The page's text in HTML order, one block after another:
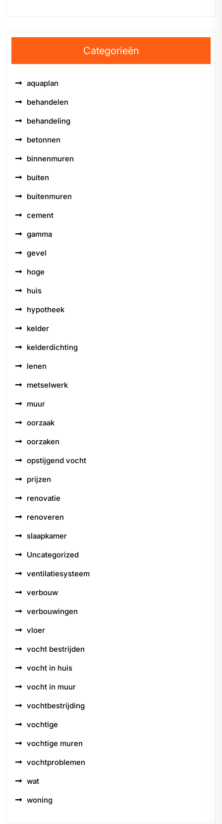
Categorieën
aquaplan
behandelen
behandeling
betonnen
binnenmuren
buiten
buitenmuren
cement
gamma
gevel
hoge
huis
hypotheek
kelder
kelderdichting
lenen
metselwerk
muur
oorzaak
oorzaken
opstijgend vocht
prijzen
renovatie
renoveren
slaapkamer
Uncategorized
ventilatiesysteem
verbouw
verbouwingen
vloer
vocht bestrijden
vocht in huis
vocht in muur
vochtbestrijding
vochtige
vochtige muren
vochtproblemen
wat
woning